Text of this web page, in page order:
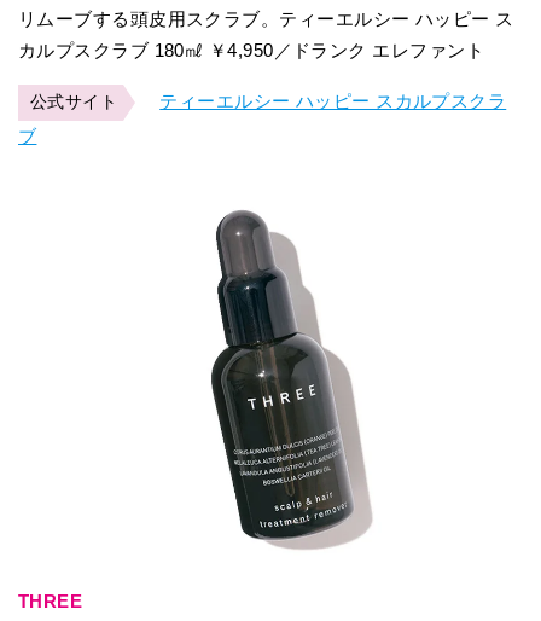
リムーブする頭皮用スクラブ。ティーエルシー ハッピー ス
カルプスクラブ 180㎖ ￥4,950／ドランク エレファント
公式サイト
ティーエルシー ハッピー スカルプスクラ
ブ
THREE